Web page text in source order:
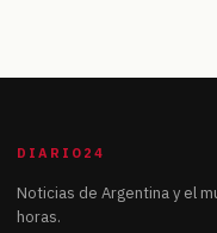
DIARIO24
Noticias de Argentina y el
horas.